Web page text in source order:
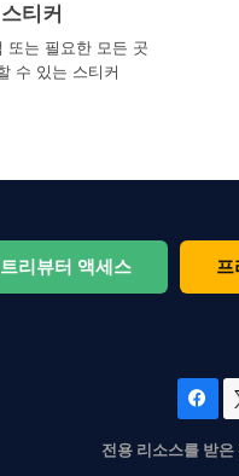
스티커
또는 필요한 모든 곳
수 있는 스티커
리뷰터 액세스 프
전용 리소스를 받